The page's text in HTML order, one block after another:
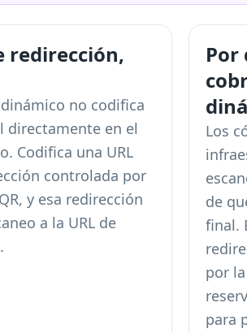
redirección,
no codifica
directamente en el
Codifica una URL
controlada por
y esa redirección
a la URL de
Por
Los
de
final.
por
para